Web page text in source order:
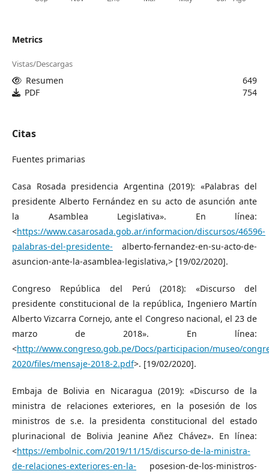
Metrics
Vistas/Descargas
Resumen
649
PDF
754
Citas
Fuentes primarias
Casa Rosada presidencia Argentina (2019): «Palabras del
presidente Alberto Fernández en su acto de asunción ante
la Asamblea Legislativa». En línea:
<https://www.casarosada.gob.ar/informacion/discursos/46596-
palabras-del-presidente- alberto-fernandez-en-su-acto-de-
asuncion-ante-la-asamblea-legislativa,> [19/02/2020].
Congreso República del Perú (2018): «Discurso del
presidente constitucional de la república, Ingeniero Martín
Alberto Vizcarra Cornejo, ante el Congreso nacional, el 23 de
marzo de 2018». En línea:
<http://www.congreso.gob.pe/Docs/participacion/museo/
2020/files/mensaje-2018-2.pdf>. [19/02/2020].
Embaja de Bolivia en Nicaragua (2019): «Discurso de la
ministra de relaciones exteriores, en la posesión de los
ministros de s.e. la presidenta constitucional del estado
plurinacional de Bolivia Jeanine Añez Chávez». En línea:
<https://embolnic.com/2019/11/15/discurso-de-la-ministra-
de-relaciones-exteriores-en-la- posesion-de-los-ministros-